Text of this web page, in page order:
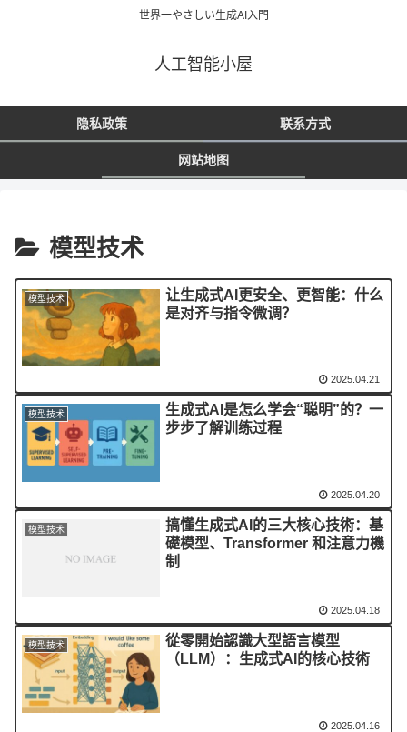
世界一やさしい生成AI入門
人工智能小屋
隐私政策 联系方式
网站地图
模型技术
模型技术
让生成式AI更安全、更智能：什么
是对齐与指令微调？
2025.04.21
模型技术
生成式AI是怎么学会“聪明”的？一
步步了解训练过程
2025.04.20
模型技术
搞懂生成式AI的三大核心技術：基
礎模型、Transformer 和注意力機
制
2025.04.18
模型技术
從零開始認識大型語言模型
（LLM）：生成式AI的核心技術
2025.04.16